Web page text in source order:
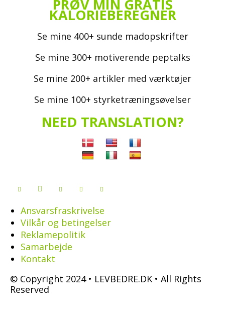
PRØV MIN GRATIS
KALORIEBEREGNER
Se mine 400+ sunde madopskrifter
Se mine 300+ motiverende peptalks
Se mine 200+ artikler med værktøjer
Se mine 100+ styrketræningsøvelser
NEED TRANSLATION?
Ansvarsfraskrivelse
Vilkår og betingelser
Reklamepolitik
Samarbejde
Kontakt
© Copyright 2024 • LEVBEDRE.DK • All Rights
Reserved